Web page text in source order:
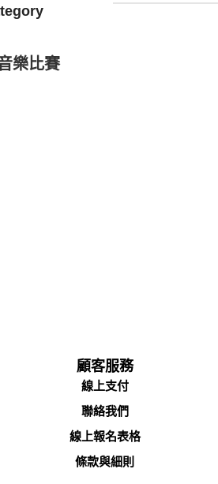
樂比賽
顧客服務
線上支付
聯絡我們
線上報名表格
條款與細則